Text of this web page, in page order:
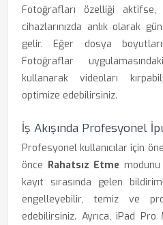
Fotoğrafları özelliği
cihazlarınızda anlık olarak
gelir. Eğer dosya
Fotoğraflar
kullanarak videoları
optimize edebilirsiniz.
İş Akışında Profesyonel
Profesyonel kullanıcılar için
önce Rahatsız Etme
kayıt sırasında gelen
engelleyebilir, temiz ve
edebilirsiniz. Ayrıca, iPad